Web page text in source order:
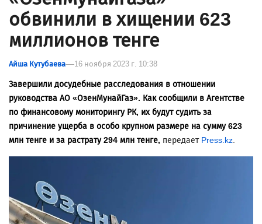
обвинили в хищении 623
миллионов тенге
Айша Кутубаева 16 ноября 2023 г. 10:38
Завершили досудебные расследования в отношении
руководства АО «ОзенМунайГаз». Как сообщили в Агентстве
по финансовому мониторингу РК, их будут судить за
причинение ущерба в особо крупном размере на сумму 623
млн тенге и за растрату 294 млн тенге, передает Press.kz.